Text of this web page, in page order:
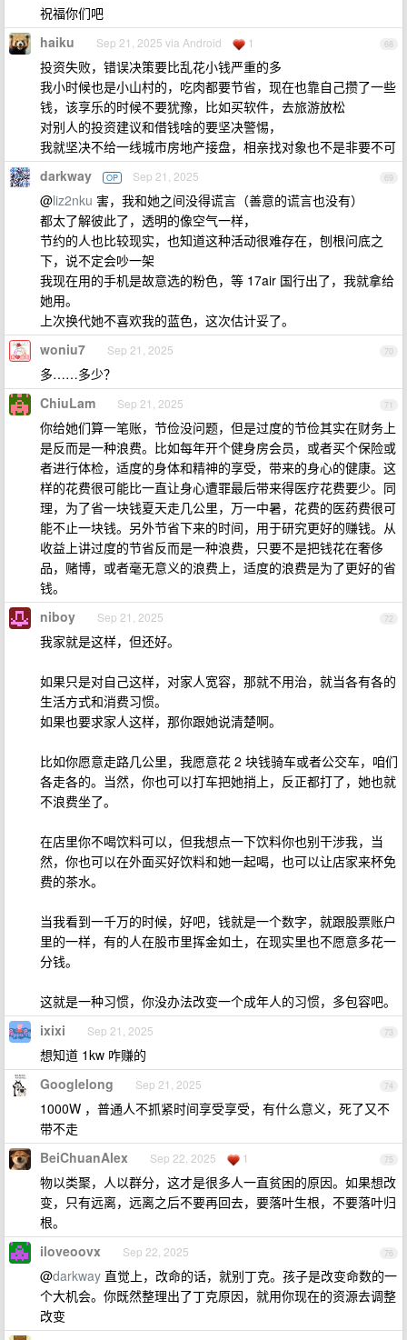
祝福你们吧
68
haiku Sep 21, 2025 via Android 1
投资失败，错误决策要比乱花小钱严重的多
我小时候也是小山村的，吃肉都要节省，现在也靠自己攒了一些
钱，该享乐的时候不要犹豫，比如买软件，去旅游放松
对别人的投资建议和借钱啥的要坚决警惕，
我就坚决不给一线城市房地产接盘，相亲找对象也不是非要不可
69
darkway OP Sep 21, 2025
@liz2nku 害，我和她之间没得谎言（善意的谎言也没有）
都太了解彼此了，透明的像空气一样，
节约的人也比较现实，也知道这种活动很难存在，刨根问底之
下，说不定会吵一架
我现在用的手机是故意选的粉色，等 17air 国行出了，我就拿给
她用。
上次换代她不喜欢我的蓝色，这次估计妥了。
70
woniu7 Sep 21, 2025
多……多少？
71
ChiuLam Sep 21, 2025
你给她们算一笔账，节俭没问题，但是过度的节俭其实在财务上
是反而是一种浪费。比如每年开个健身房会员，或者买个保险或
者进行体检，适度的身体和精神的享受，带来的身心的健康。这
样的花费很可能比一直让身心遭罪最后带来得医疗花费要少。同
理，为了省一块钱夏天走几公里，万一中暑，花费的医药费很可
能不止一块钱。另外节省下来的时间，用于研究更好的赚钱。从
收益上讲过度的节省反而是一种浪费，只要不是把钱花在奢侈
品，赌博，或者毫无意义的浪费上，适度的浪费是为了更好的省
钱。
72
niboy Sep 21, 2025
我家就是这样，但还好。
如果只是对自己这样，对家人宽容，那就不用治，就当各有各的
生活方式和消费习惯。
如果也要求家人这样，那你跟她说清楚啊。
比如你愿意走路几公里，我愿意花 2 块钱骑车或者公交车，咱们
各走各的。当然，你也可以打车把她捎上，反正都打了，她也就
不浪费坐了。
在店里你不喝饮料可以，但我想点一下饮料你也别干涉我，当
然，你也可以在外面买好饮料和她一起喝，也可以让店家来杯免
费的茶水。
当我看到一千万的时候，好吧，钱就是一个数字，就跟股票账户
里的一样，有的人在股市里挥金如土，在现实里也不愿意多花一
分钱。
这就是一种习惯，你没办法改变一个成年人的习惯，多包容吧。
73
ixixi Sep 21, 2025
想知道 1kw 咋赚的
74
Googlelong Sep 21, 2025
1000W ，普通人不抓紧时间享受享受，有什么意义，死了又不
带不走
75
BeiChuanAlex Sep 22, 2025 1
物以类聚，人以群分，这才是很多人一直贫困的原因。如果想改
变，只有远离，远离之后不要再回去，要落叶生根，不要落叶归
根。
76
iloveoovx Sep 22, 2025
@darkway 直觉上，改命的话，就别丁克。孩子是改变命数的一
个大机会。你既然整理出了丁克原因，就用你现在的资源去调整
改变